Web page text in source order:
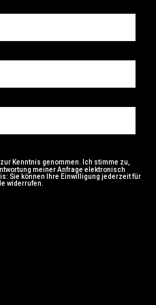
Kenntnis genommen. Ich stimme zu,
meiner Anfrage elektronisch
Sie können Ihre Einwilligung jederzeit für
widerrufen.